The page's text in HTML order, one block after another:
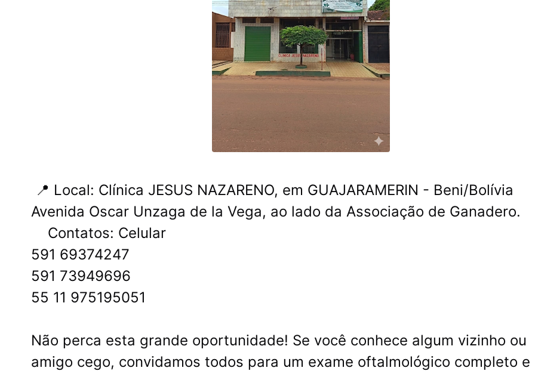
📍 Local: Clínica JESUS ​​NAZARENO, em GUAJARAMERIN - Beni/Bolívia
Avenida Oscar Unzaga de la Vega, ao lado da Associação de Ganadero.
Contatos: Celular
591 69374247
591 73949696
55 11 975195051
Não perca esta grande oportunidade! Se você conhece algum vizinho ou
amigo cego, convidamos todos para um exame oftalmológico completo e